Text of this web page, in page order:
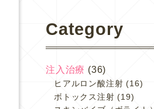
Category
注入治療 (36)
ヒアルロン酸注射 (16)
ボトックス注射 (19)